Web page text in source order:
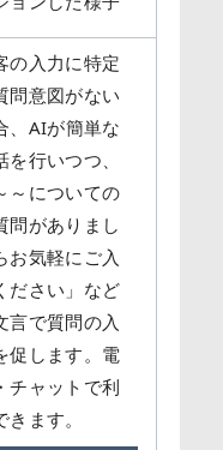
の入力に特定
問意図がない
、AIが簡単な
を行いつつ、
～についての
問がありまし
お気軽にご入
ださい」など
言で質問の入
促します。電
チャットで利
きます。